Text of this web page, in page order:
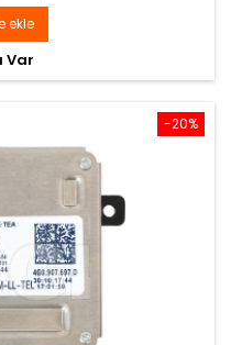
ekle
Var
-20%